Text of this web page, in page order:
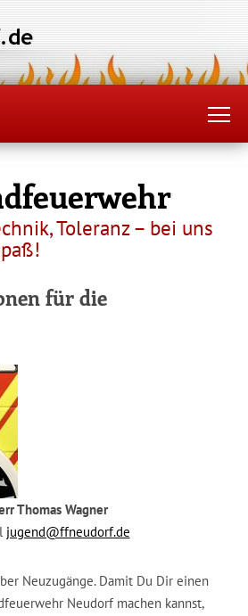
Toleranz – bei uns
für die
Thomas Wagner
jugend@ffneudorf.de
Neuzugänge. Damit Du Dir einen
Neudorf machen kannst,